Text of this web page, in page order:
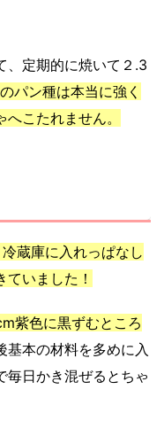
、定期的に焼いて２.3
パン種は本当に強く
こたれません。
蔵庫に入れっぱなし
いました！
紫色に黒ずむところ
基本の材料を多めに入
毎日かき混ぜるとちゃ